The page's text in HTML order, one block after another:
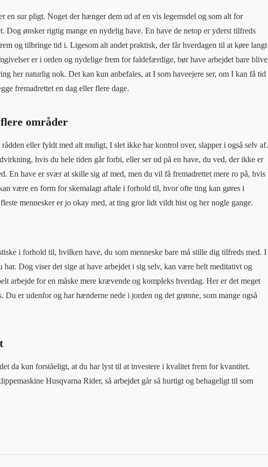
en sur pligt. Noget der hænger dem ud af en vis legemsdel og som alt for
Dog ønsker rigtig mange en nydelig have. En have de netop er yderst tilfreds
og tilbringe tid i. Ligesom alt andet praktisk, der får hverdagen til at køre langt
er i orden og nydelige frem for faldefærdige, bør have arbejdet bare blive
her naturlig nok. Det kan kun anbefales, at I som haveejere ser, om I kan få tid
fremadrettet en dag eller flere dage.
områder
eller fyldt med alt muligt, I slet ikke har kontrol over, slapper i også selv af.
hvis du hele tiden går forbi, eller ser ud på en have, du ved, der ikke er
En have er svær at skille sig af med, men du vil få fremadrettet mere ro på, hvis
være en form for skemalagt aftale i forhold til, hvor ofte ting kan gøres i
mennesker er jo okay med, at ting gror lidt vildt hist og her nogle gange.
i forhold til, hvilken have, du som menneske bare må stille dig tilfreds med. I
Dog viser det sige at have arbejdet i sig selv, kan være helt meditativt og
arbejde for en måske mere krævende og kompleks hverdag. Her er det meget
Du er udenfor og har hænderne nede i jorden og det grønne, som mange også
da kun forståeligt, at du har lyst til at investere i kvalitet frem for kvantitet.
Husqvarna Rider, så arbejdet går så hurtigt og behageligt til som